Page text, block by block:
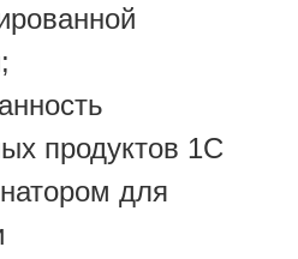
продуктов 1С
для